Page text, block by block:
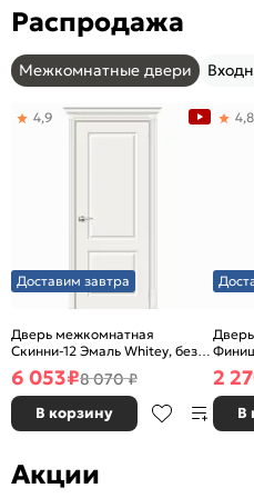
Распродажа
Межкомнатные двери
Доставим завтра
Дверь межкомнатная
Скинни-12 Эмаль Whitey, без
декора, глухая, без стекла,
без кромки, скиновая
4,9
6 053₽8 070 ₽
В корзину
4,8
2
В
Акции